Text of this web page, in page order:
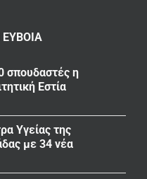
σπουδαστές η
Εστία
Υγείας της
με 34 νέα